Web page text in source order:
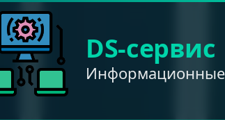
DS-сервис
Информационные